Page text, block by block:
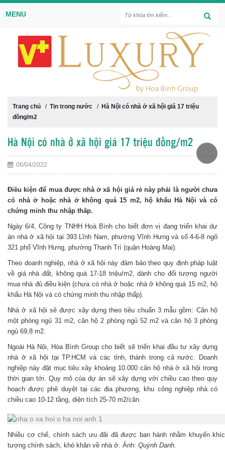
MENU
Trang chủ / Tin trong nước / Hà Nội có nhà ở xã hội giá 17 triệu
đồng/m2
Hà Nội có nhà ở xã hội giá 17 triệu đồng/m2
06/04/2022
Điều kiện để mua được nhà ở xã hội giá rẻ này phải là người chưa
có nhà ở hoặc nhà ở không quá 15 m2, hộ khẩu Hà Nội và có
chứng minh thu nhập thấp.
Ngày 6/4, Công ty TNHH Hoà Bình cho biết đơn vị đang triển khai dự
án nhà ở xã hội tại 393 Lĩnh Nam, phường Vĩnh Hưng và số 4-6-8 ngõ
321 phố Vĩnh Hưng, phường Thanh Trì (quận Hoàng Mai).
Theo doanh nghiệp, nhà ở xã hội này đảm bảo theo quy định pháp luật
về giá nhà đất, không quá 17-18 triệu/m2, dành cho đối tượng người
mua nhà đủ điều kiện (chưa có nhà ở hoặc nhà ở không quá 15 m2, hộ
khẩu Hà Nội và có chứng minh thu nhập thấp).
Nhà ở xã hội sẽ được xây dựng theo tiêu chuẩn 3 mẫu gồm: Căn hộ
một phòng ngủ 31 m2, căn hộ 2 phòng ngủ 52 m2 và căn hộ 3 phòng
ngủ 69,8 m2.
Ngoài Hà Nội, Hòa Bình Group cho biết sẽ triển khai đầu tư xây dựng
nhà ở xã hội tại TP.HCM và các tỉnh, thành trong cả nước. Doanh
nghiệp này đặt mục tiêu xây khoảng 10.000 căn hộ nhà ở xã hội trong
thời gian tới. Quy mô của dự án sẽ xây dựng với chiều cao theo quy
hoạch được phê duyệt tại các địa phương, khu công nghiệp nhà có
chiều cao 10-12 tầng, diện tích 25-70 m2/căn.
Nhiều cơ chế, chính sách ưu đãi đã được ban hành nhằm khuyến
tượng chính sách, khó khăn về nhà ở. Ảnh: Quỳnh Danh.